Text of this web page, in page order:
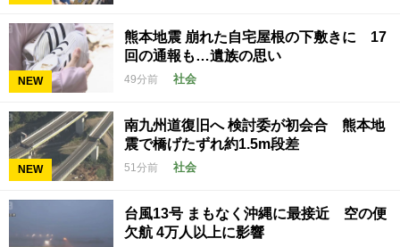
NEW
熊本地震 崩れた自宅屋根の下敷きに 17
回の通報も…遺族の思い
49分前 社会
NEW
南九州道復旧へ 検討委が初会合 熊本地
震で橋げたずれ約1.5m段差
51分前 社会
台風13号 まもなく沖縄に最接近 空の便
欠航 4万人以上に影響